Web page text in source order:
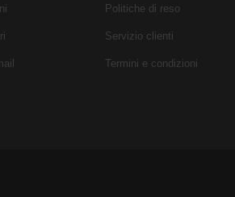
Politiche di reso
Servizio clienti
Termini e condizioni